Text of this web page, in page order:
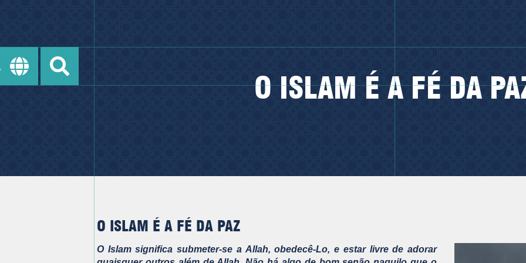
O ISLAM É A FÉ DA
O ISLAM É A FÉ DA PAZ
O Islam significa submeter-se a Allah, obedecê-Lo, e estar livre de adorar